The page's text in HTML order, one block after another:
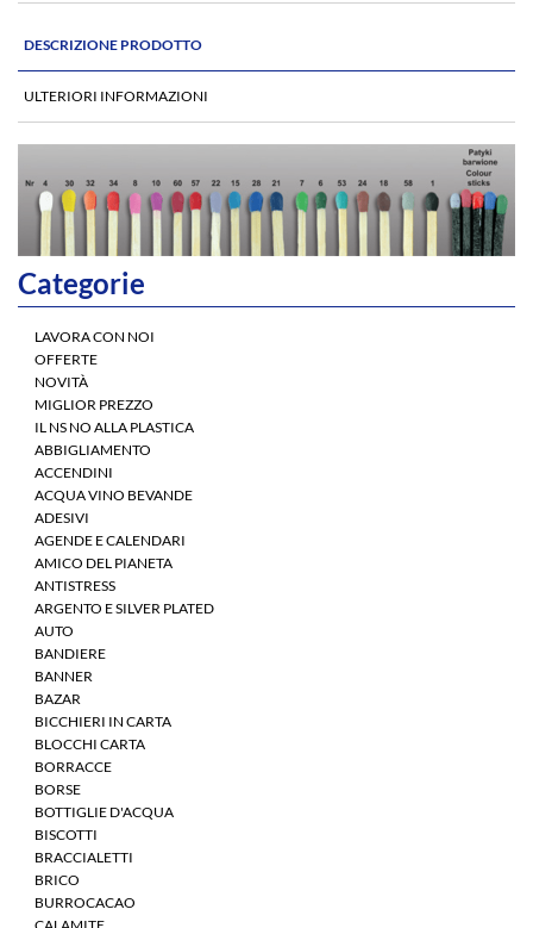
DESCRIZIONE PRODOTTO
ULTERIORI INFORMAZIONI
Categorie
LAVORA CON NOI
OFFERTE
NOVITÀ
MIGLIOR PREZZO
IL NS NO ALLA PLASTICA
ABBIGLIAMENTO
ACCENDINI
ACQUA VINO BEVANDE
ADESIVI
AGENDE E CALENDARI
AMICO DEL PIANETA
ANTISTRESS
ARGENTO E SILVER PLATED
AUTO
BANDIERE
BANNER
BAZAR
BICCHIERI IN CARTA
BLOCCHI CARTA
BORRACCE
BORSE
BOTTIGLIE D'ACQUA
BISCOTTI
BRACCIALETTI
BRICO
BURROCACAO